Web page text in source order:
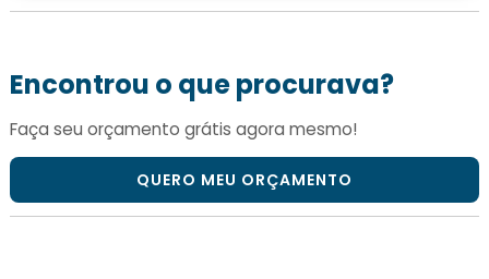
Encontrou o que procurava?
Faça seu orçamento grátis agora mesmo!
QUERO MEU ORÇAMENTO